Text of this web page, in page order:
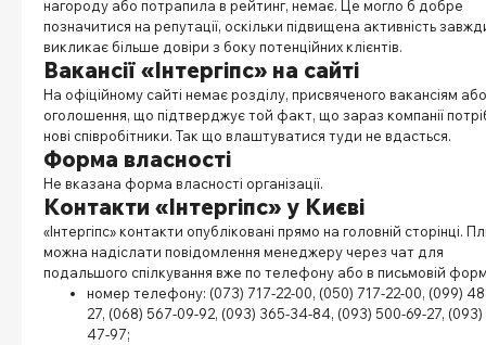
нагороду або потрапила в рейтинг, немає. Це могло б добре
позначитися на репутації, оскільки підвищена активність
викликає більше довіри з боку потенційних клієнтів.
Вакансії «Інтергіпс» на сайті
На офіційному сайті немає розділу, присвяченого вакансіям або
оголошення, що підтверджує той факт, що зараз компанії
нові співробітники. Так що влаштуватися туди не вдасться.
Форма власності
Не вказана форма власності організації.
Контакти «Інтергіпс» у Києві
«Інтергіпс» контакти опубліковані прямо на головній сторінці.
можна надіслати повідомлення менеджеру через чат для
подальшого спілкування вже по телефону або в письмовій
номер телефону: (073) 717-22-00, (050) 717-22-00, (099)
27, (068) 567-09-92, (093) 365-34-84, (093) 500-69-27,
47-97;